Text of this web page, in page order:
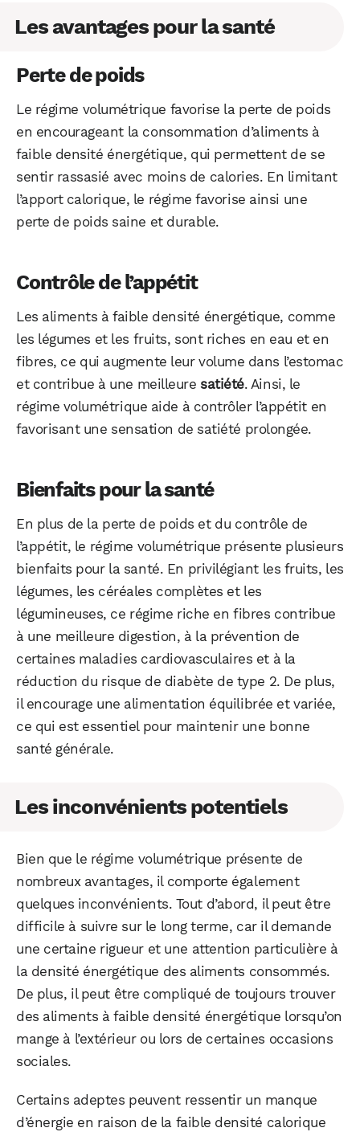
Les avantages pour la santé
Perte de poids
Le régime volumétrique favorise la perte de poids
en encourageant la consommation d’aliments à
faible densité énergétique, qui permettent de se
sentir rassasié avec moins de calories. En limitant
l’apport calorique, le régime favorise ainsi une
perte de poids saine et durable.
Contrôle de l’appétit
Les aliments à faible densité énergétique, comme
les légumes et les fruits, sont riches en eau et en
fibres, ce qui augmente leur volume dans l’estomac
et contribue à une meilleuresatiété. Ainsi, le
régime volumétrique aide à contrôler l’appétit en
favorisant une sensation de satiété prolongée.
Bienfaits pour la santé
En plus de la perte de poids et du contrôle de
l’appétit, le régime volumétrique présente plusieurs
bienfaits pour la santé. En privilégiant les fruits, les
légumes, les céréales complètes et les
légumineuses, ce régime riche en fibres contribue
à une meilleure digestion, à la prévention de
certaines maladies cardiovasculaires et à la
réduction du risque de diabète de type 2. De plus,
il encourage une alimentation équilibrée et variée,
ce qui est essentiel pour maintenir une bonne
santé générale.
Les inconvénients potentiels
Bien que le régime volumétrique présente de
nombreux avantages, il comporte également
quelques inconvénients. Tout d’abord, il peut être
difficile à suivre sur le long terme, car il demande
une certaine rigueur et une attention particulière à
la densité énergétique des aliments consommés.
De plus, il peut être compliqué de toujours trouver
des aliments à faible densité énergétique lorsqu’on
mange à l’extérieur ou lors de certaines occasions
sociales.
Certains adeptes peuvent ressentir un manque
d’énergie en raison de la faible densité calorique